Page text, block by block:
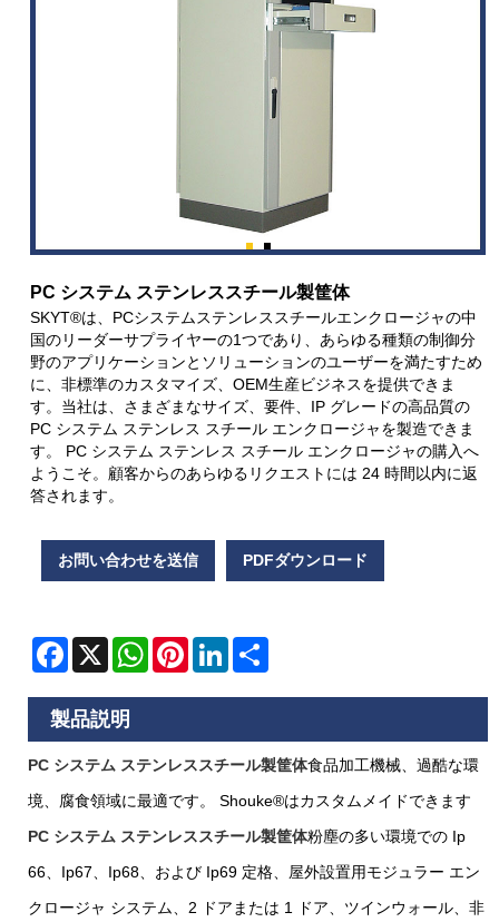
PC システム ステンレススチール製筐体
SKYT®は、PCシステムステンレススチールエンクロージャの中
国のリーダーサプライヤーの1つであり、あらゆる種類の制御分
野のアプリケーションとソリューションのユーザーを満たすため
に、非標準のカスタマイズ、OEM生産ビジネスを提供できま
す。当社は、さまざまなサイズ、要件、IP グレードの高品質の
PC システム ステンレス スチール エンクロージャを製造できま
す。 PC システム ステンレス スチール エンクロージャの購入へ
ようこそ。顧客からのあらゆるリクエストには 24 時間以内に返
答されます。
お問い合わせを送信 PDFダウンロード
Facebook
X WhatsAppPinterestLinkedIn
製品説明
PC システム ステンレススチール製筐体食品加工機械、過酷な環
境、腐食領域に最適です。 Shouke®はカスタムメイドできます
PC システム ステンレススチール製筐体粉塵の多い環境での Ip
66、Ip67、Ip68、および Ip69 定格、屋外設置用モジュラー エン
クロージャ システム、2 ドアまたは 1 ドア、ツインウォール、非